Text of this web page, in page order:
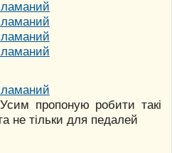
пропоную робити такі
не тільки для педалей